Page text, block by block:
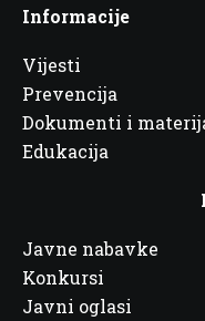
Informacije
Vijesti
Prevencija
Dokumenti i
Edukacija
Javne nabavke
Konkursi
Javni oglasi